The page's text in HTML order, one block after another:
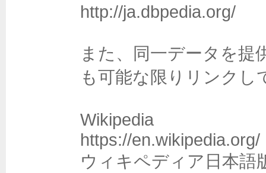
http://ja.dbpedia.org/
また、同一データを
も可能な限りリンクし
Wikipedia
https://en.wikipedia.org/
ウィキペディア日本語